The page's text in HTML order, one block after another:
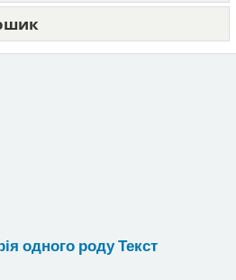
одного родуТекст